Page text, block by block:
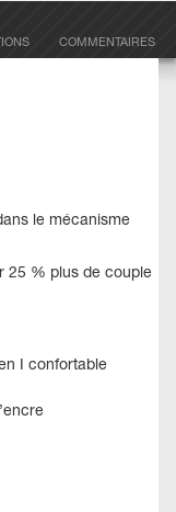
COMMENTAIRES
le mécanisme
25 % plus de couple
I confortable